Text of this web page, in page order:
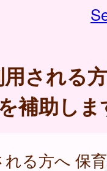
される
補助しま
る方へ 保